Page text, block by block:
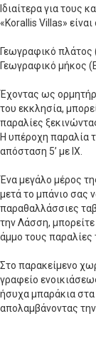
Ιδιαίτερα για τους
«Korallis Villas»
Γεωγραφικό πλάτος
Γεωγραφικό μήκος
Έχοντας ως
του εκκλησία,
παραλίες
Η υπέροχη παραλία
απόσταση 5’ με ΙΧ.
Ένα μεγάλο μέρος
μετά το μπάνιο σας
παραθαλλάσσιες
την Λάσση,
άμμο τους παραλίες
Στο παρακείμενο
γραφείο
ήσυχα μπαράκια στα
απολαμβάνοντας